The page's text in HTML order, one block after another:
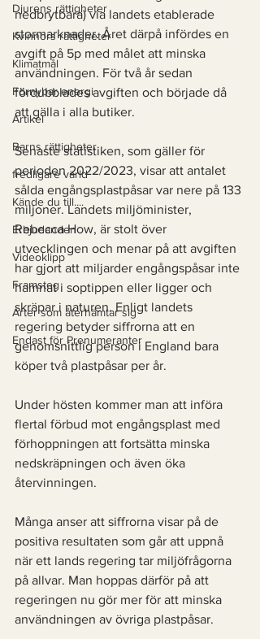
Djurens rättigheter
Kvinnors rättigheter
Klimatmål
Förnybar energi
Artikel
Barns rättigheter
fredligare värld
Kände du till....
Erbjudanden
Videoklipp
Framsteg
Arter som återhämtar sig
Endast för Prenumeranter
nedbrytbara) via landets etablerade
stormarknader. Året därpå infördes en
avgift på 5p med målet att minska
användningen. För två år sedan
fördubblades avgiften och började då
att gälla i alla butiker.
Senaste statistiken, som gäller för
perioden 2022/2023, visar att antalet
sålda engångsplastpåsar var nere på 133
miljoner. Landets miljöminister,
Rebecca How, är stolt över
utvecklingen och menar på att avgiften
har gjort att miljarder engångspåsar inte
hamnat i soptippen eller ligger och
skräpar i naturen. Enligt landets
regering betyder siffrorna att en
genomsnittlig person i England bara
köper två plastpåsar per år.
Under hösten kommer man att införa
flertal förbud mot engångsplast med
förhoppningen att fortsätta minska
nedskräpningen och även öka
återvinningen.
Många anser att siffrorna visar på de
positiva resultaten som går att uppnå
när ett lands regering tar miljöfrågorna
på allvar. Man hoppas därför på att
regeringen nu gör mer för att minska
användningen av övriga plastpåsar.